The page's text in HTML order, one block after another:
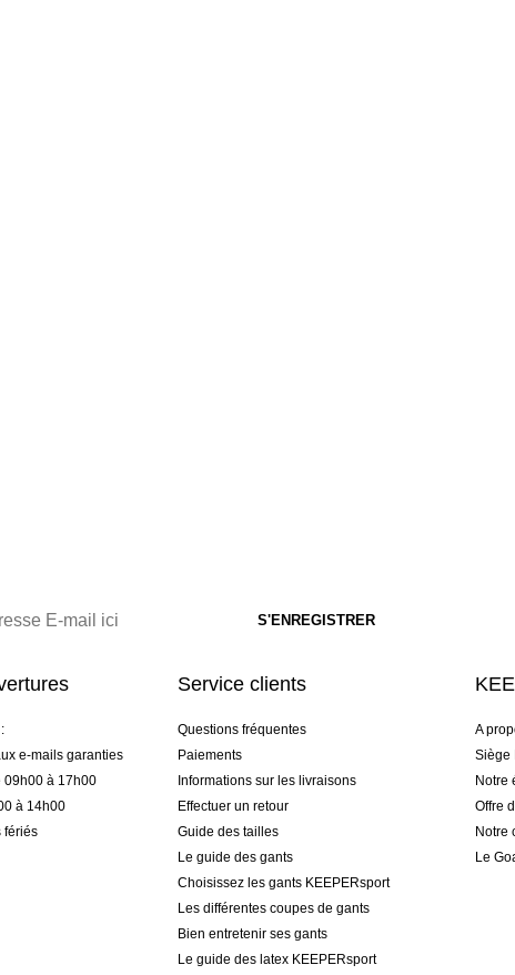
e-mails garanties
09h00 à 17h00
à 14h00
fériés
Service clients
Questions fréquentes
Paiements
Informations sur les livraisons
Effectuer un retour
Guide des tailles
Le guide des gants
Choisissez les gants KEEPERsport
Les différentes coupes de gants
Bien entretenir ses gants
Le guide des latex KEEPERsport
A
Siège
Notre
Offre
Notre
Le